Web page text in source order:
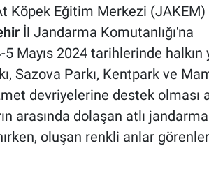
Köpek Eğitim Merkezi (JAKEM)
İl Jandarma Komutanlığı'na
Mayıs 2024 tarihlerinde halkın
Sazova Parkı, Kentpark ve
devriyelerine destek olması
arasında dolaşan atlı jandarma
oluşan renkli anlar